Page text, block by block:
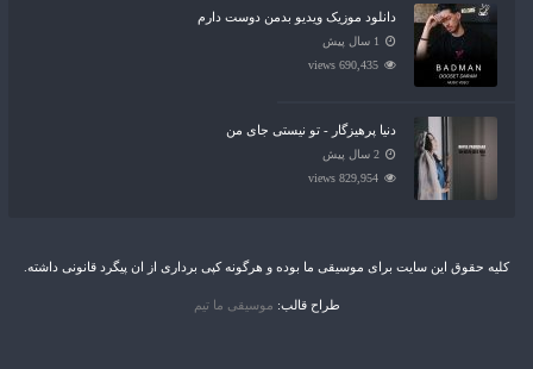
دانلود موزیک ویدیو بدمن دوست دارم
1 سال پیش
690,435 views
دنیا پرهیزگار - تو نیستی جای من
2 سال پیش
829,954 views
کلیه حقوق این سایت برای موسیقی ما بوده و هرگونه کپی برداری از ان پیگرد قانونی داشته.
طراح قالب: موسیقی ما تیم